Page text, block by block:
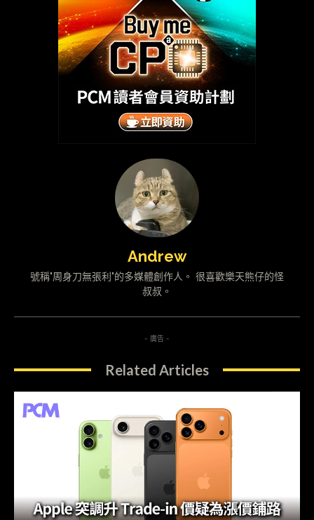
Andrew
號稱"周身刀無張利"的多媒體創作人。 很喜歡樂天熊仔的怪
叔叔。
- 廣告 -
Related Articles